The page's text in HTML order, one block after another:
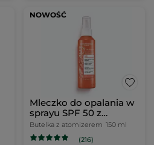
NOWOŚĆ
Mleczko do opalania w
sprayu SPF 50 z
czerwoną mikroalgą
150 ml
Butelka z atomizerem 150 ml
(216)